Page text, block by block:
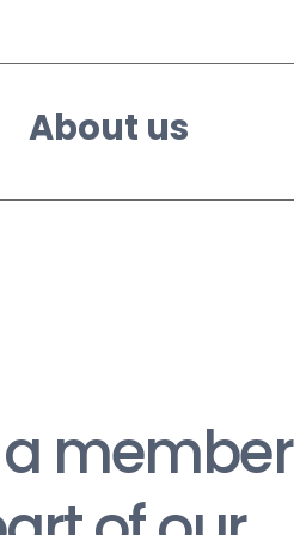
About us
member